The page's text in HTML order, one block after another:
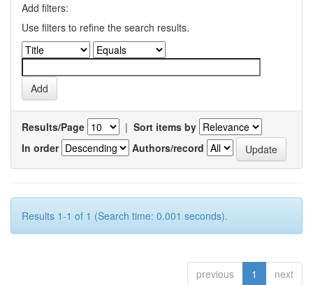
Add filters:
Use filters to refine the search results.
Results/Page | Sort items by
In order
Authors/record
Results 1-1 of 1 (Search time: 0.001 seconds).
previous 1 next